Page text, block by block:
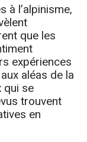
à l’alpinisme,
que les
expériences
aléas de la
qui se
trouvent
en